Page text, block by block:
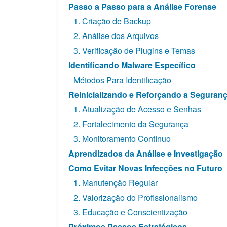
Passo a Passo para a Análise Forense
1. Criação de Backup
2. Análise dos Arquivos
3. Verificação de Plugins e Temas
Identificando Malware Específico
Métodos Para Identificação
Reinicializando e Reforçando a
1. Atualização de Acesso e Senhas
2. Fortalecimento da Segurança
3. Monitoramento Contínuo
Aprendizados da Análise e Investigação
Como Evitar Novas Infecções no Futuro
1. Manutenção Regular
2. Valorização do Profissionalismo
3. Educação e Conscientização